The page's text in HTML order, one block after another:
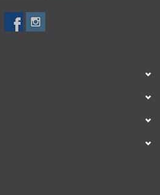
voor kanaal of greppel van de roos.